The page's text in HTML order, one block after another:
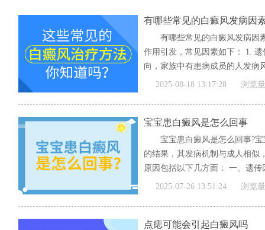
有哪些常见的白癜风发病因
有哪些常见的白癜风发病因
作用引发，常见因素如下： 1.
向，家族中有患病成员的人发病
基...[全文]
2025-08-18 13:17:28 浏览
宝宝患白癜风是怎么回事
宝宝患白癜风是怎么回事?
的结果，其发病机制与成人相似
原因包括以下几方面： 一、遗
[全文]
2025-07-26 13:51:24 浏览
点痣可能会引起白癜风吗